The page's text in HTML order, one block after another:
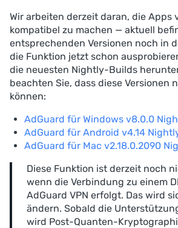
Wir arbeiten derzeit daran, die Apps
kompatibel zu machen — aktuell
entsprechenden Versionen noch in
die Funktion jetzt schon
die neuesten Nightly-Builds
beachten Sie, dass diese Versionen
können:
AdGuard für Windows v8.0.0
AdGuard für Android v4.14
AdGuard für Mac v2.18.0.2090
Diese Funktion ist derzeit noch
wenn die Verbindung zu einem
AdGuard VPN erfolgt. Das wird
ändern. Sobald die
wird Post-Quanten-